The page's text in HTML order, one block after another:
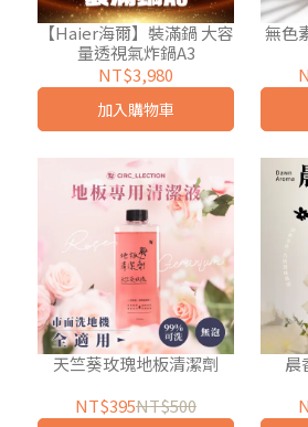
【Haier海爾】裝滿鍋 大容
量透視氣炸鍋A3
NT$3,980
加入購物車
無色
天竺葵玫瑰地板清潔劑
NT$395NT$500
晨